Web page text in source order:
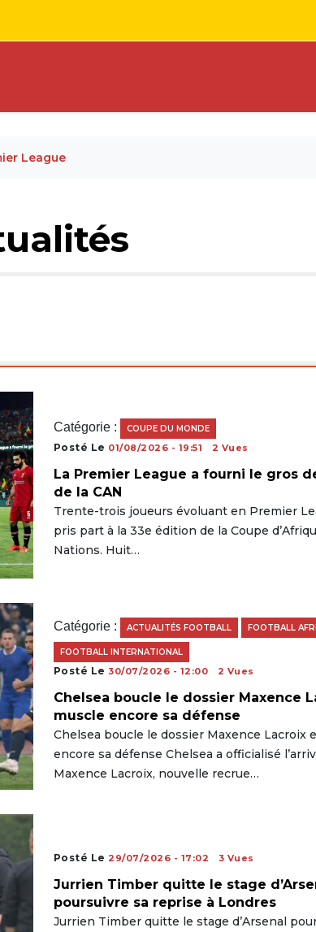
League
Catégorie : COUPE DU MONDE
Posté Le 01/08/2026 - 19:51 2 Vues
La Premier League a fourni le gros
de la CAN
Trente-trois joueurs évoluant en Premier
pris part à la 33e édition de la Coupe
Nations. Huit…
Catégorie : ACTUALITÉS FOOTBALL FOOTBALL
FOOTBALL INTERNATIONAL
Posté Le 30/07/2026 - 12:00 2 Vues
Chelsea boucle le dossier Maxence
muscle encore sa défense
Chelsea boucle le dossier Maxence Lacroix
encore sa défense Chelsea a officialisé
Maxence Lacroix, nouvelle recrue…
Posté Le 29/07/2026 - 17:02 3 Vues
Jurrien Timber quitte le stage
poursuivre sa reprise à Londres
Jurrien Timber quitte le stage d’Arsenal